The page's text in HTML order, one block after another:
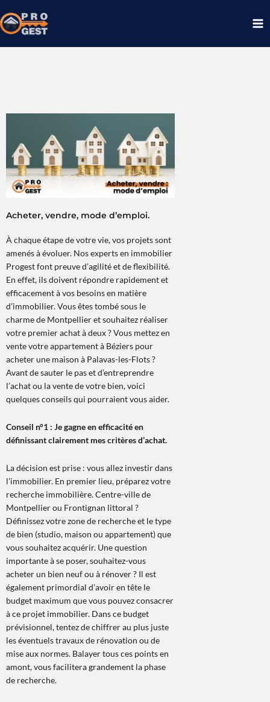
au
contenu
Acheter, vendre, mode d’emploi.
À chaque étape de votre vie, vos projets sont
amenés à évoluer. Nos experts en immobilier
Progest font preuve d’agilité et de flexibilité.
En effet, ils doivent répondre rapidement et
efficacement à vos besoins en matière
d’immobilier. Vous êtes tombé sous le
charme de Montpellier et souhaitez réaliser
votre premier achat à deux ? Vous mettez en
vente votre appartement à Béziers pour
acheter une maison à Palavas-les-Flots ?
Avant de sauter le pas et d’entreprendre
l’achat ou la vente de votre bien, voici
quelques conseils qui pourraient vous aider.
Conseil n°1 : Je gagne en efficacité en
définissant clairement mes critères d’achat.
La décision est prise : vous allez investir dans
l’immobilier. En premier lieu, préparez votre
recherche immobilière. Centre-ville de
Montpellier ou Frontignan littoral ?
Définissez votre zone de recherche et le type
de bien (studio, maison ou appartement) que
vous souhaitez acquérir. Une question
importante à se poser, souhaitez-vous
acheter un bien neuf ou à rénover ? Il est
également primordial d’avoir en tête le
budget maximum que vous pouvez consacrer
à ce projet immobilier. Dans ce budget
prévisionnel, tentez de chiffrer au plus juste
les éventuels travaux de rénovation ou de
mise aux normes. Balayer tous ces points en
amont, vous facilitera grandement la phase
de recherche.